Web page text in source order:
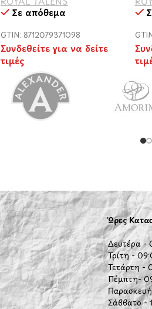
Σε απόθεμα
GTIN: 8712079371098
Συνδεθείτε για να δείτε
τιμές
BIELLA
Ώρες
Δευτέρα -
Τρίτη -
Τετάρτη -
Πέμπτη-
Σάββατο -